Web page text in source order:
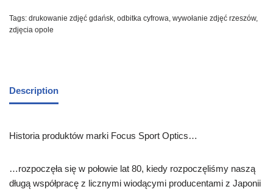
Tags: drukowanie zdjęć gdańsk, odbitka cyfrowa, wywołanie zdjęć rzeszów,
zdjęcia opole
Description
Historia produktów marki Focus Sport Optics…
…rozpoczęła się w połowie lat 80, kiedy rozpoczęliśmy naszą
długą współpracę z licznymi wiodącymi producentami z Japonii